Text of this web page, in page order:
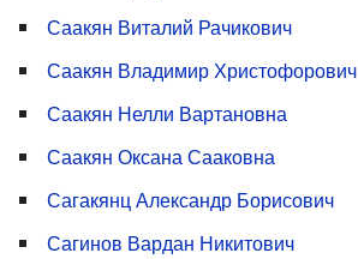
Саакян Виталий Рачикович
Саакян Владимир Христофорович
Саакян Нелли Вартановна
Саакян Оксана Сааковна
Сагакянц Александр Борисович
Сагинов Вардан Никитович